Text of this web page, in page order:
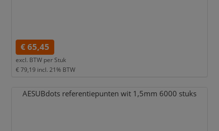
€ 65,45
excl. BTW per Stuk
€ 79,19 incl. 21% BTW
AESUBdots referentiepunten wit 1,5mm 6000 stuks